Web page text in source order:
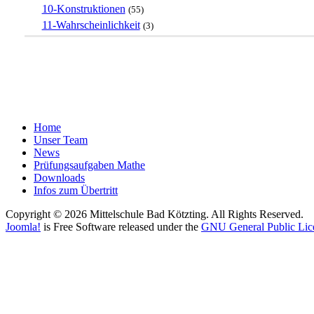
10-Konstruktionen (55)
11-Wahrscheinlichkeit (3)
Home
Unser Team
News
Prüfungsaufgaben Mathe
Downloads
Infos zum Übertritt
Copyright © 2026 Mittelschule Bad Kötzting. All Rights Reserved.
Joomla! is Free Software released under the GNU General Public